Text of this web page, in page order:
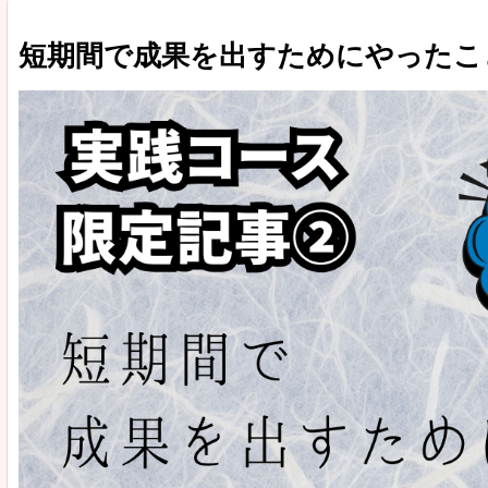
短期間で成果を出すためにやった